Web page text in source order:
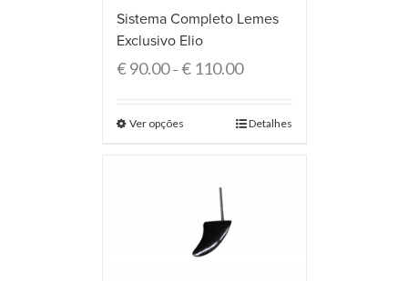
Sistema Completo Lemes
Exclusivo Elio
€90.00–€110.00
Ver opções Detalhes